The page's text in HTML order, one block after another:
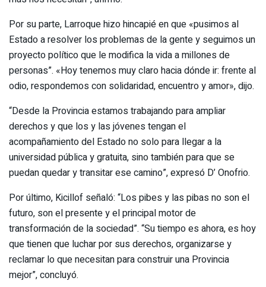
Por su parte, Larroque hizo hincapié en que «pusimos al
Estado a resolver los problemas de la gente y seguimos un
proyecto político que le modifica la vida a millones de
personas”. «Hoy tenemos muy claro hacia dónde ir: frente al
odio, respondemos con solidaridad, encuentro y amor», dijo.
“Desde la Provincia estamos trabajando para ampliar
derechos y que los y las jóvenes tengan el
acompañamiento del Estado no solo para llegar a la
universidad pública y gratuita, sino también para que se
puedan quedar y transitar ese camino”, expresó D’ Onofrio.
Por último, Kicillof señaló: “Los pibes y las pibas no son el
futuro, son el presente y el principal motor de
transformación de la sociedad”. “Su tiempo es ahora, es hoy
que tienen que luchar por sus derechos, organizarse y
reclamar lo que necesitan para construir una Provincia
mejor”, concluyó.